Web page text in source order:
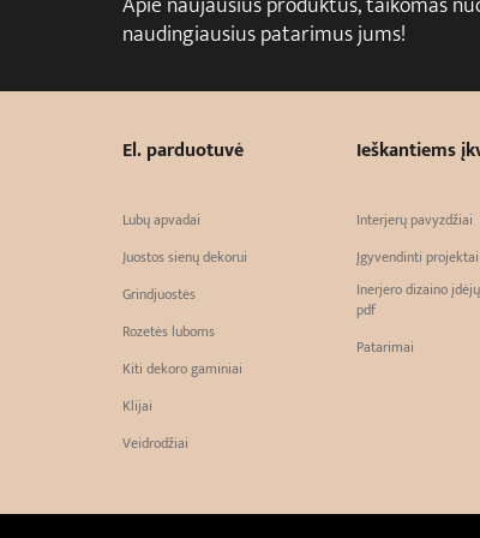
naudingiausius patarimus jums!
El. parduotuvė
Lubų apvadai
Juostos sienų dekorui
Grindjuostės
Rozetės luboms
Kiti dekoro gaminiai
Klijai
Veidrodžiai
Ieškantiems
Interjerų pavyzdžiai
Įgyvendinti projektai
Inerjero dizaino
pdf
Patarimai